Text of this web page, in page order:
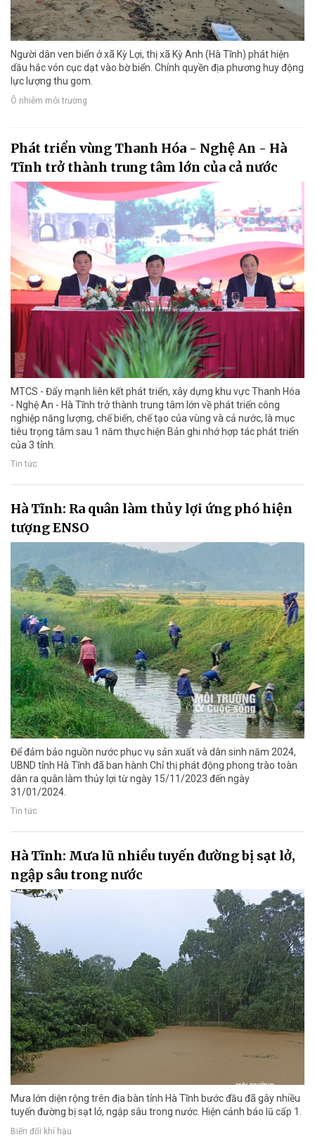
Người dân ven biển ở xã Kỳ Lợi, thị xã Kỳ Anh (Hà Tĩnh) phát hiện
dầu hắc vón cục dạt vào bờ biển. Chính quyền địa phương huy động
lực lượng thu gom.
Ô nhiễm môi trường
Phát triển vùng Thanh Hóa - Nghệ An - Hà
Tĩnh trở thành trung tâm lớn của cả nước
MTCS - Đẩy mạnh liên kết phát triển, xây dựng khu vực Thanh Hóa
- Nghệ An - Hà Tĩnh trở thành trung tâm lớn về phát triển công
nghiệp năng lượng, chế biến, chế tạo của vùng và cả nước, là mục
tiêu trọng tâm sau 1 năm thực hiện Bản ghi nhớ hợp tác phát triển
của 3 tỉnh.
Tin tức
Hà Tĩnh: Ra quân làm thủy lợi ứng phó hiện
tượng ENSO
Để đảm bảo nguồn nước phục vụ sản xuất và dân sinh năm 2024,
UBND tỉnh Hà Tĩnh đã ban hành Chỉ thị phát động phong trào toàn
dân ra quân làm thủy lợi từ ngày 15/11/2023 đến ngày
31/01/2024.
Tin tức
Hà Tĩnh: Mưa lũ nhiều tuyến đường bị sạt lở,
ngập sâu trong nước
Mưa lớn diện rộng trên địa bàn tỉnh Hà Tĩnh bước đầu đã gây nhiều
tuyến đường bị sạt lở, ngập sâu trong nước. Hiện cảnh báo lũ cấp 1.
Biến đổi khí hậu